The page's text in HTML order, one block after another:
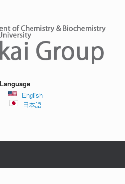
Language
English
日本語